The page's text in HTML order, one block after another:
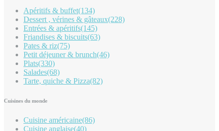
Apéritifs & buffet(134)
Dessert , vérines & gâteaux(228)
Entrées & apéritifs(145)
Friandises & biscuits(63)
Pates & riz(75)
Petit déjeuner & brunch(46)
Plats(330)
Salades(68)
Tarte, quiche & Pizza(82)
Cuisines du monde
Cuisine américaine(86)
Cuisine anglaise(40)